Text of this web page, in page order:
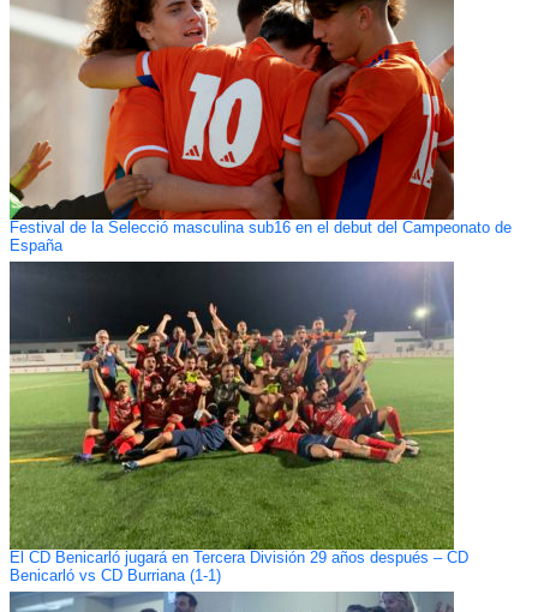
Festival de la Selecció masculina sub16 en el debut del Campeonato de
España
El CD Benicarló jugará en Tercera División 29 años después – CD
Benicarló vs CD Burriana (1-1)